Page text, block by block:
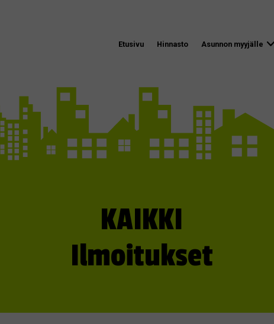
Etusivu Hinnasto Asunnon myyjälle
KAIKKI
Ilmoitukset